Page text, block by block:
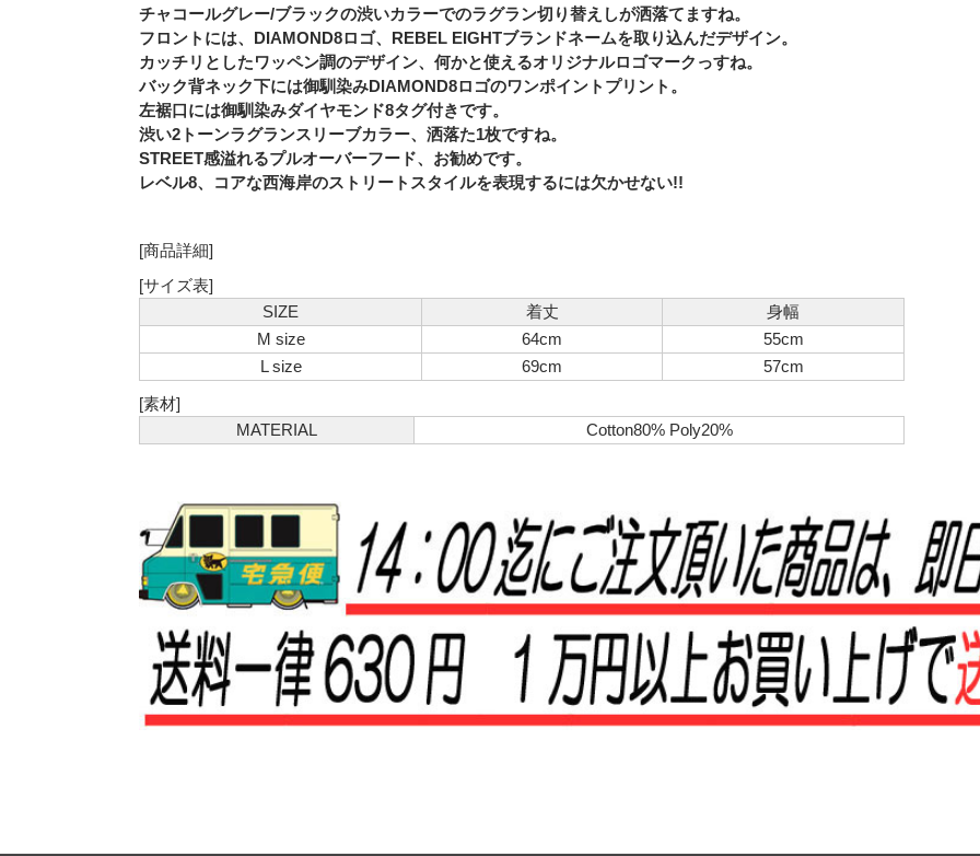
チャコールグレー/ブラックの渋いカラーでのラグラン切り替えしが洒落てますね。
フロントには、DIAMOND8ロゴ、REBEL EIGHTブランドネームを取り込んだデザイン。
カッチリとしたワッペン調のデザイン、何かと使えるオリジナルロゴマークっすね。
バック背ネック下には御馴染みDIAMOND8ロゴのワンポイントプリント。
左裾口には御馴染みダイヤモンド8タグ付きです。
渋い2トーンラグランスリーブカラー、洒落た1枚ですね。
STREET感溢れるプルオーバーフード、お勧めです。
レベル8、コアな西海岸のストリートスタイルを表現するには欠かせない!!
[商品詳細]
[サイズ表]
SIZE
着丈
身幅
M size
64cm
55cm
L size
69cm
57cm
[素材]
MATERIAL
Cotton80% Poly20%